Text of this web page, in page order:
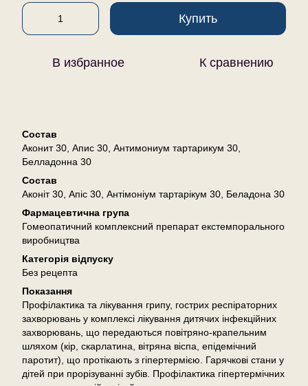
Купить
В избранное К сравнению
Состав
Аконит 30, Апис 30, Антимониум тартарикум 30,
Белладонна 30
Состав
Аконіт 30, Апіс 30, Антімоніум тартарікум 30, Беладона 30
Фармацевтична група
Гомеопатичний комплексний препарат екстемпорального
виробництва
Категорія відпуску
Без рецепта
Показання
Профілактика та лікування грипу, гострих респіраторних
захворювань у комплексі лікування дитячих інфекційних
захворювань, що передаються повітряно-крапельним
шляхом (кір, скарлатина, вітряна віспа, епідемічний
паротит), що протікають з гіпертермією. Гарячкові стани у
дітей при прорізуванні зубів. Профілактика гіпертермічних